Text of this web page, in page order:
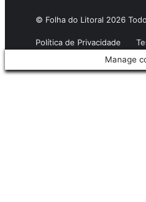
© Folha do Litoral 2026
Política de Privacidade
Manage